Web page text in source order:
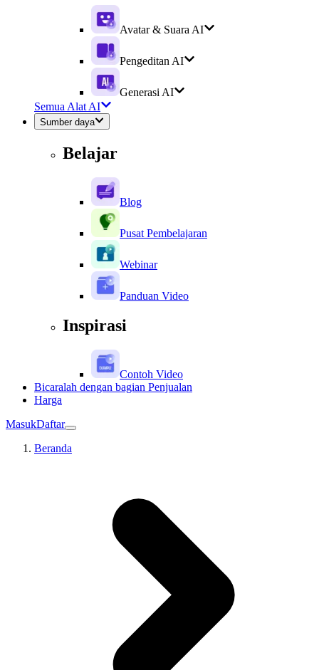
Avatar & Suara AI
Pengeditan AI
Generasi AI
Semua Alat AI
Sumber daya
Belajar
Blog
Pusat Pembelajaran
Webinar
Panduan Video
Inspirasi
Contoh Video
Bicaralah dengan bagian Penjualan
Harga
MasukDaftar
Beranda